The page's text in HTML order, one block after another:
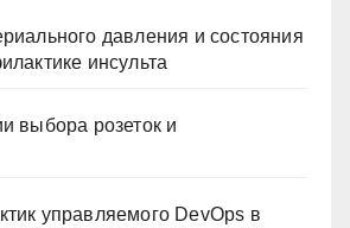
давления и состояния
инсульта
выбора розеток и
управляемого DevOps в